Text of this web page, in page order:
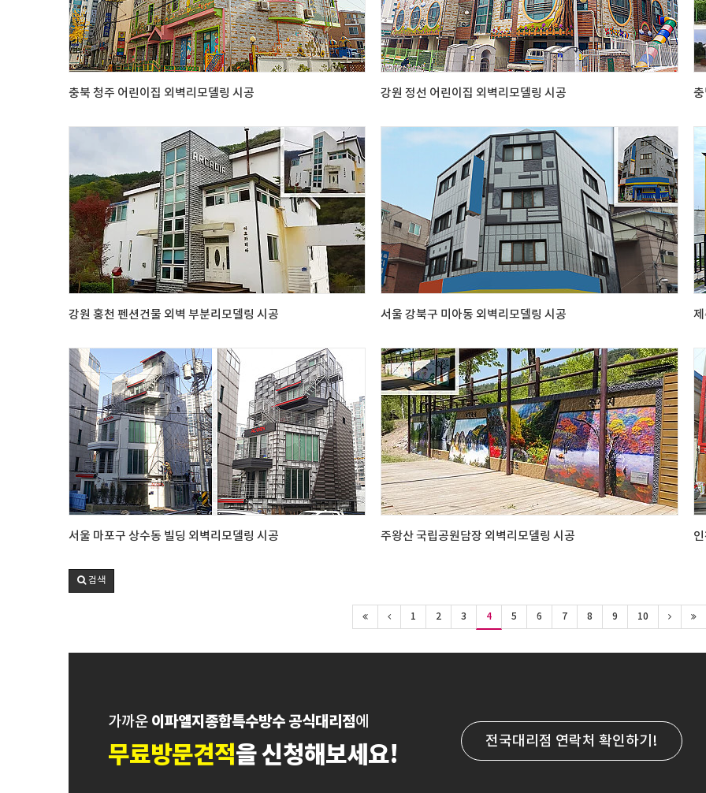
충북 청주 어린이집 외벽리모델링 시공 강원 정선 어린이집 외벽리모델링 시공
강원 홍천 펜션건물 외벽 부분리모델링 시공 서울 강북구 미아동 외벽리모델링 시공
서울 마포구 상수동 빌딩 외벽리모델링 시공 주왕산 국립공원담장 외벽리모델링 시공
검색
1 2 3 4 5 6 7 8 9 10
가까운 이파엘지종합특수방수 공식대리점에
무료방문견적을 신청해보세요! 전국대리점 연락처 확인하기!